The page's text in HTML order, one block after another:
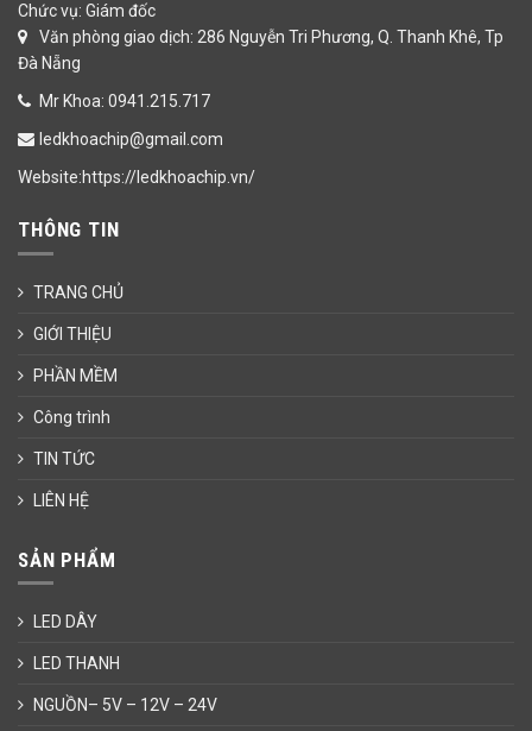
Chức vụ: Giám đốc
Văn phòng giao dịch: 286 Nguyễn Tri Phương, Q. Thanh Khê, Tp
Đà Nẵng
Mr Khoa: 0941.215.717
ledkhoachip@gmail.com
Website:https://ledkhoachip.vn/
THÔNG TIN
TRANG CHỦ
GIỚI THIỆU
PHẦN MỀM
Công trình
TIN TỨC
LIÊN HỆ
SẢN PHẨM
LED DÂY
LED THANH
NGUỒN– 5V – 12V – 24V